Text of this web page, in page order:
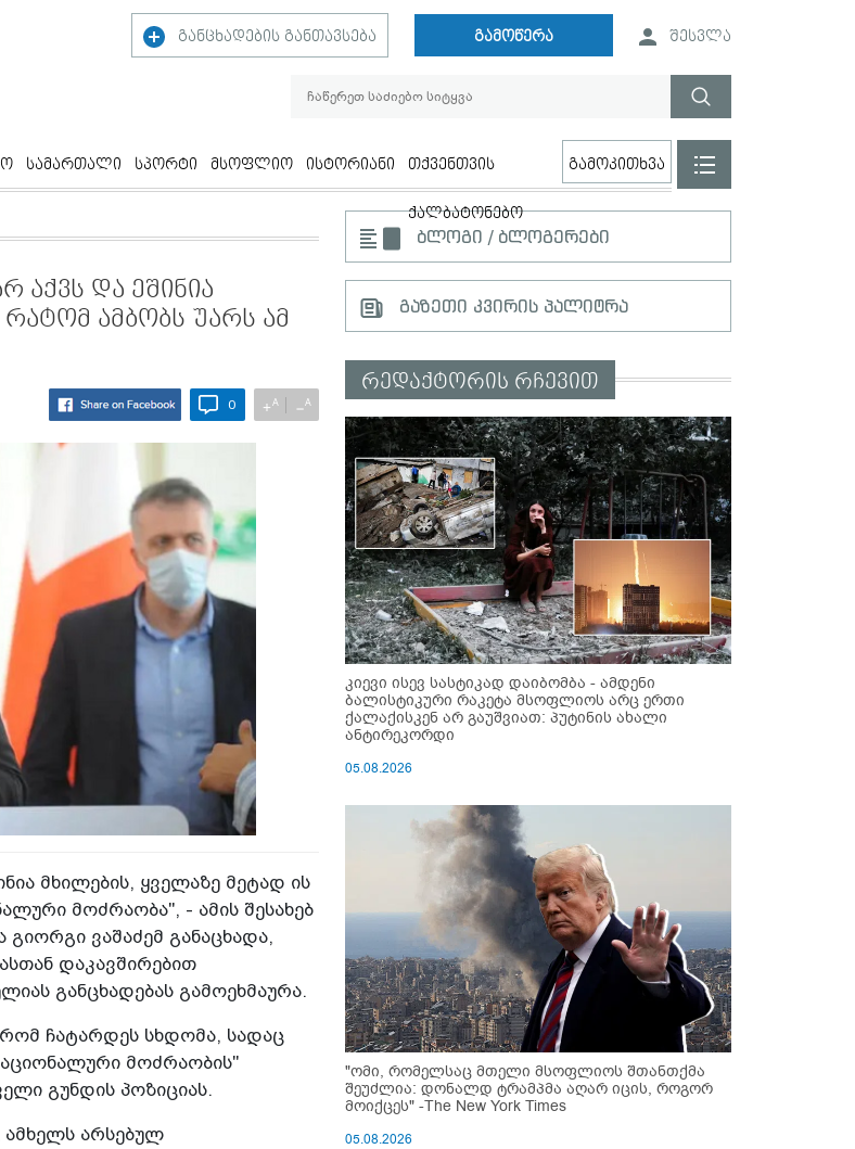
განცხადების განთავსება გამოწერა შესვლა
სამართალი სპორტი მსოფლიო ისტორიანი თქვენთვის
ქალბატონებო
გამოკითხვა
აქვს და ეშინია
ამბობს უარს ამ
0 +A −A
მხილების, ყველაზე მეტად ის
მოძრაობა", - ამის შესახებ
ვაშაძემ განაცხადა,
დაკავშირებით
განცხადებას გამოეხმაურა.
ჩატარდეს სხდომა, სადაც
მოძრაობის"
გუნდის პოზიციას.
ამხელს არსებულ
ბლოგი / ბლოგერები
გაზეთი კვირის პალიტრა
რედაქტორის რჩევით
კიევი ისევ სასტიკად დაიბომბა - ამდენი
ბალისტიკური რაკეტა მსოფლიოს არც ერთი
ქალაქისკენ არ გაუშვიათ: პუტინის ახალი
ანტირეკორდი
05.08.2026
"ომი, რომელსაც მთელი მსოფლიოს შთანთქმა
შეუძლია: დონალდ ტრამპმა აღარ იცის, როგორ
მოიქცეს" -The New York Times
05.08.2026